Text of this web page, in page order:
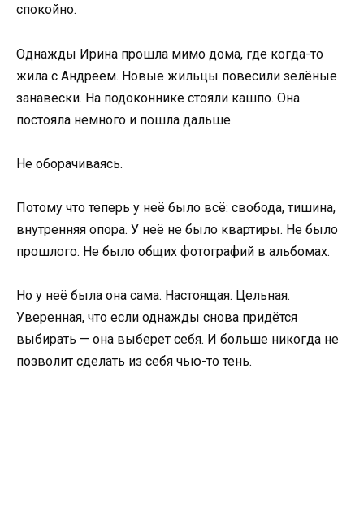
спокойно.
Однажды Ирина прошла мимо дома, где когда-то
жила с Андреем. Новые жильцы повесили зелёные
занавески. На подоконнике стояли кашпо. Она
постояла немного и пошла дальше.
Не оборачиваясь.
Потому что теперь у неё было всё: свобода, тишина,
внутренняя опора. У неё не было квартиры. Не было
прошлого. Не было общих фотографий в альбомах.
Но у неё была она сама. Настоящая. Цельная.
Уверенная, что если однажды снова придётся
выбирать — она выберет себя. И больше никогда не
позволит сделать из себя чью-то тень.